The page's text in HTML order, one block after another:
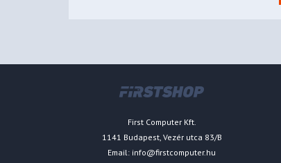
First Computer Kft.
1141 Budapest, Vezér utca 83/B
Email: info@firstcomputer.hu